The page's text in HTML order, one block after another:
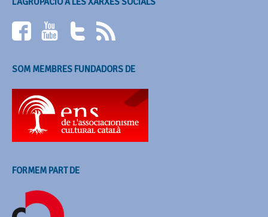
SOM MEMBRES FUNDADORS DE
FORMEM PART DE